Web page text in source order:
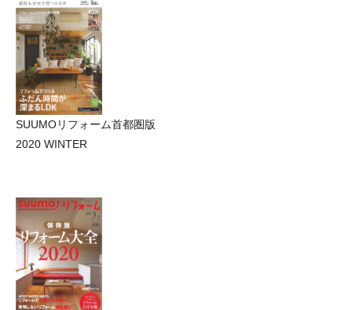
SUUMOリフォーム首都圏版
2020 WINTER